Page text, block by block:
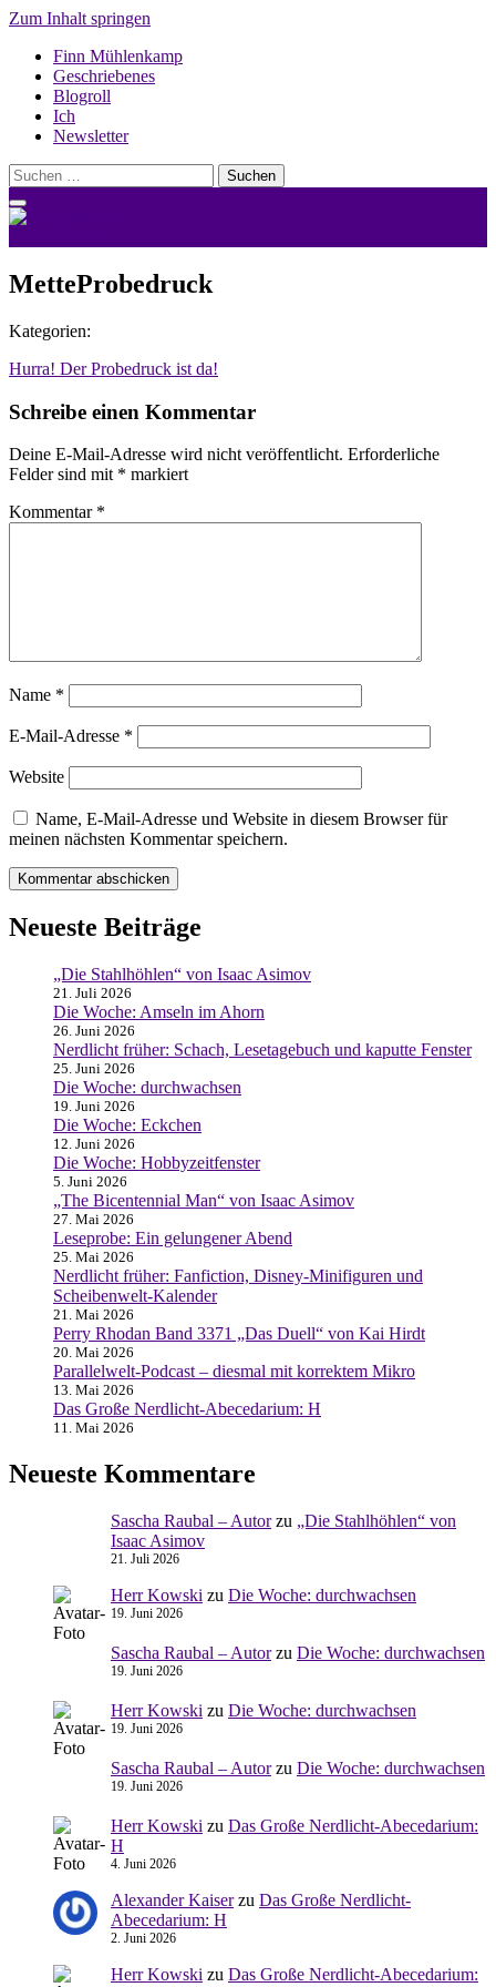
Zum Inhalt springen
Finn Mühlenkamp
Geschriebenes
Blogroll
Ich
Newsletter
Suchen
nach:
MetteProbedruck
Kategorien:
Beitragsnavigation
Hurra! Der Probedruck ist da!
Schreibe einen Kommentar
Deine E-Mail-Adresse wird nicht veröffentlicht. Erforderliche
Felder sind mit * markiert
Kommentar *
Name *
E-Mail-Adresse *
Website
Name, E-Mail-Adresse und Website in diesem Browser für
meinen nächsten Kommentar speichern.
Neueste Beiträge
„Die Stahlhöhlen“ von Isaac Asimov
21. Juli 2026
Die Woche: Amseln im Ahorn
26. Juni 2026
Nerdlicht früher: Schach, Lesetagebuch und kaputte Fenster
25. Juni 2026
Die Woche: durchwachsen
19. Juni 2026
Die Woche: Eckchen
12. Juni 2026
Die Woche: Hobbyzeitfenster
5. Juni 2026
„The Bicentennial Man“ von Isaac Asimov
27. Mai 2026
Leseprobe: Ein gelungener Abend
25. Mai 2026
Nerdlicht früher: Fanfiction, Disney-Minifiguren und
Scheibenwelt-Kalender
21. Mai 2026
Perry Rhodan Band 3371 „Das Duell“ von Kai Hirdt
20. Mai 2026
Parallelwelt-Podcast – diesmal mit korrektem Mikro
13. Mai 2026
Das Große Nerdlicht-Abecedarium: H
11. Mai 2026
Neueste Kommentare
Sascha Raubal – Autorzu „Die Stahlhöhlen“ von
Isaac Asimov
21. Juli 2026
Herr Kowski zu Die Woche: durchwachsen
19. Juni 2026
Sascha Raubal – Autorzu Die Woche: durchwachsen
19. Juni 2026
Herr Kowski zu Die Woche: durchwachsen
19. Juni 2026
Sascha Raubal – Autorzu Die Woche: durchwachsen
19. Juni 2026
Herr Kowski zu Das Große Nerdlicht-Abecedarium:
H
4. Juni 2026
Alexander Kaiserzu Das Große Nerdlicht-
Abecedarium: H
2. Juni 2026
Herr Kowski zu Das Große Nerdlicht-Abecedarium: